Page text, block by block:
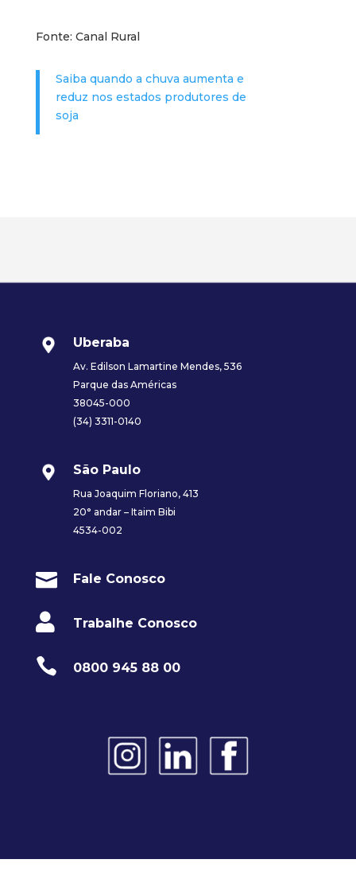
Fonte: Canal Rural
Saiba quando a chuva aumenta e
reduz nos estados produtores de
soja
Uberaba
Av. Edilson Lamartine Mendes, 536
Parque das Américas
38045-000
(34) 3311-0140
São Paulo
Rua Joaquim Floriano, 413
20° andar – Itaim Bibi
4534-002
 Fale Conosco
 Trabalhe Conosco
 0800 945 88 00